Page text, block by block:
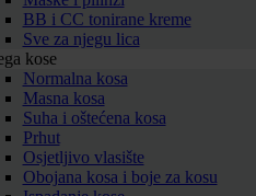
BB i CC tonirane kreme
Sve za njegu lica
kose
Normalna kosa
Masna kosa
Suha i oštećena kosa
Prhut
Osjetljivo vlasište
Obojana kosa i boje za kosu